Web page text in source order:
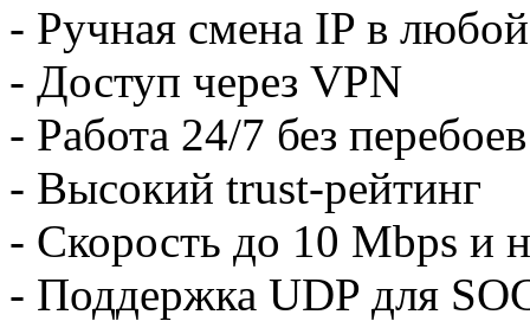
- Ручная смена IP в
- Доступ через VPN
- Работа 24/7 без перебоев
- Высокий trust-рейтинг
- Скорость до 10 Mbps и
- Поддержка UDP для